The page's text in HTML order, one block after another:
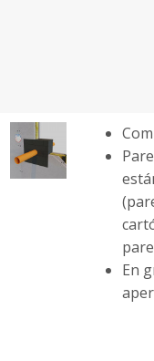
En